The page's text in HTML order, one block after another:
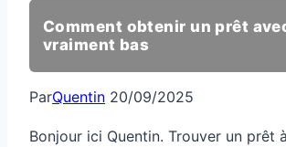
Comment obtenir un prêt
vraiment bas
ParQuentin 20/09/2025
Bonjour ici Quentin. Trouver un prêt